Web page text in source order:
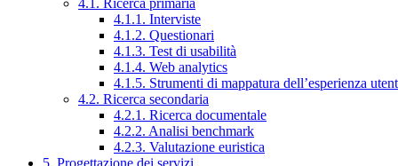
4.1. Ricerca primaria
4.1.1. Interviste
4.1.2. Questionari
4.1.3. Test di usabilità
4.1.4. Web analytics
4.1.5. Strumenti di mappatura dell’esperienza
4.2. Ricerca secondaria
4.2.1. Ricerca documentale
4.2.2. Analisi benchmark
4.2.3. Valutazione euristica
5. Progettazione dei servizi